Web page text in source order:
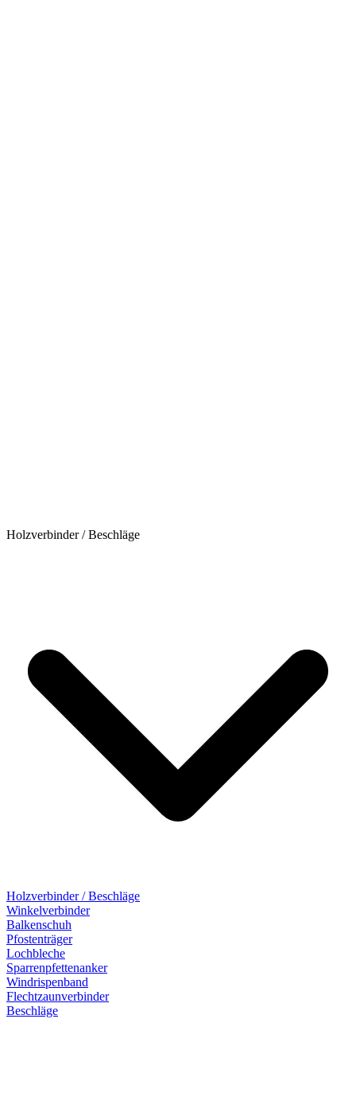
Holzverbinder / Beschläge
Holzverbinder / Beschläge
Winkelverbinder
Balkenschuh
Pfostenträger
Lochbleche
Sparrenpfettenanker
Windrispenband
Flechtzaunverbinder
Beschläge